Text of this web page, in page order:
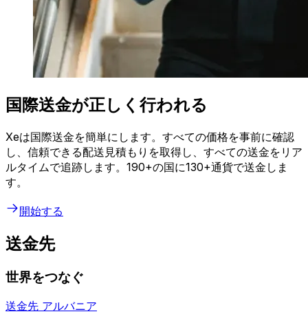
国際送金が正しく行われる
Xeは国際送金を簡単にします。すべての価格を事前に確認
し、信頼できる配送見積もりを取得し、すべての送金をリア
ルタイムで追跡します。190+の国に130+通貨で送金しま
す。
開始する
送金先
世界をつなぐ
送金先 アルバニア